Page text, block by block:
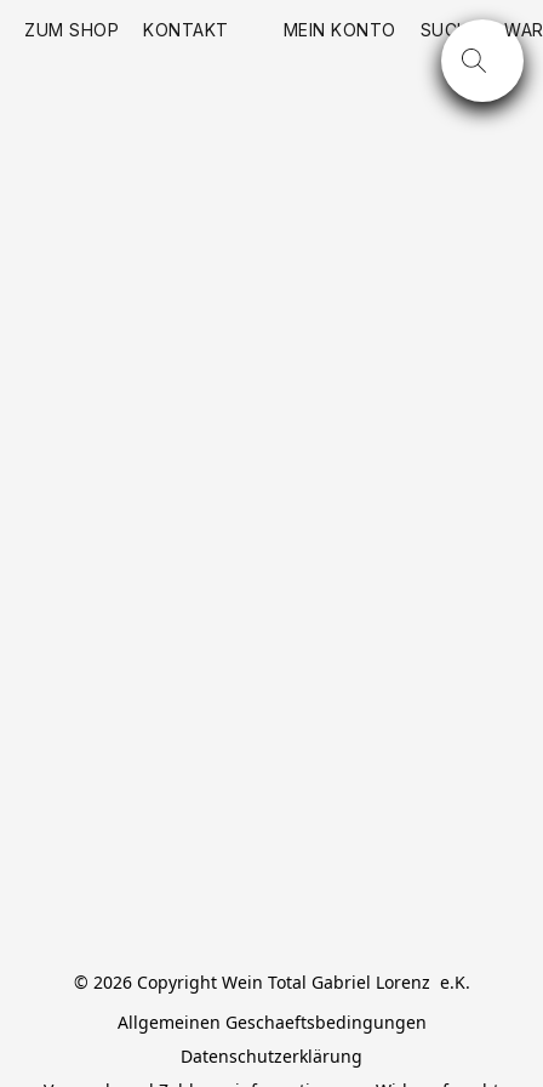
ZUM SHOP KONTAKT MEIN KONTO SUCHE
© 2026 Copyright Wein Total Gabriel Lorenz  e.K.
Allgemeinen Geschaeftsbedingungen
Datenschutzerklärung